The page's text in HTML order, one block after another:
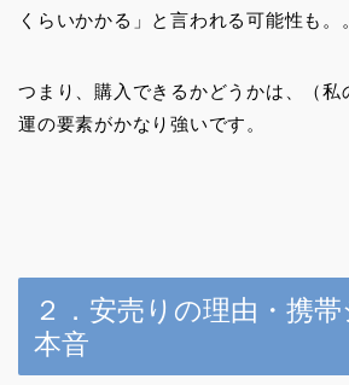
くらいかかる」と言われる可能性も。
つまり、購入できるかどうかは、（私
運の要素がかなり強いです。
２．安売りの理由・携
本音